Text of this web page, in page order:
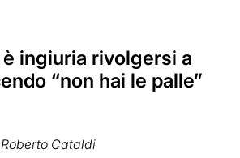
ingiuria rivolgersi a
“non hai le palle”
Cataldi